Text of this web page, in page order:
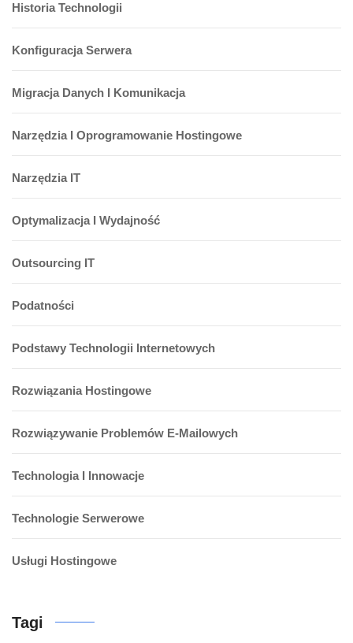
Historia Technologii
Konfiguracja Serwera
Migracja Danych I Komunikacja
Narzędzia I Oprogramowanie Hostingowe
Narzędzia IT
Optymalizacja I Wydajność
Outsourcing IT
Podatności
Podstawy Technologii Internetowych
Rozwiązania Hostingowe
Rozwiązywanie Problemów E-Mailowych
Technologia I Innowacje
Technologie Serwerowe
Usługi Hostingowe
Tagi